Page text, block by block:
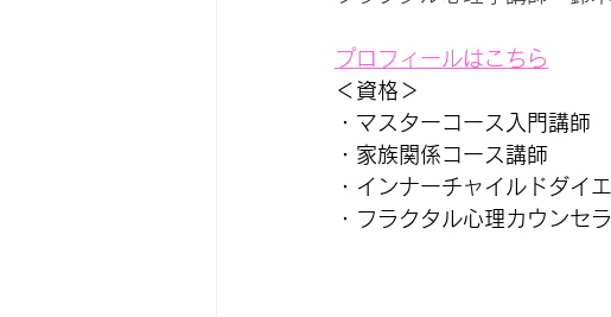
子どもが勉強好きになる講座 ビジネス
オンライン無料体験会
プロフィールはこちら
＜資格＞
・マスターコース入門講師
・家族関係コース講師
・インナーチャイルドダイ
・フラクタル心理カウンセ